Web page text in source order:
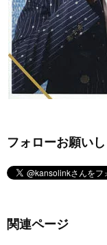
フォローお願い
関連ページ